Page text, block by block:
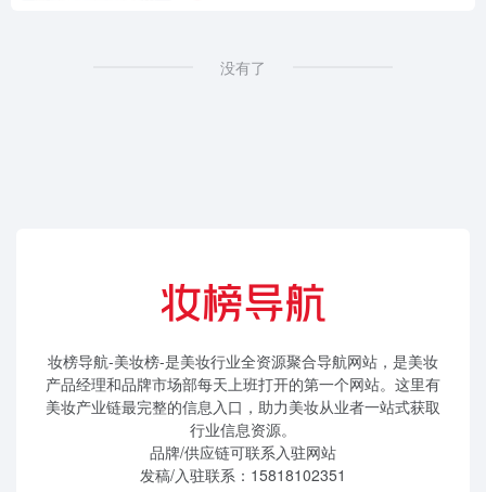
没有了
妆榜导航-美妆榜-是美妆行业全资源聚合导航网站，是美妆
产品经理和品牌市场部每天上班打开的第一个网站。这里有
美妆产业链最完整的信息入口，助力美妆从业者一站式获取
行业信息资源。
品牌/供应链可联系入驻网站
发稿/入驻联系：15818102351